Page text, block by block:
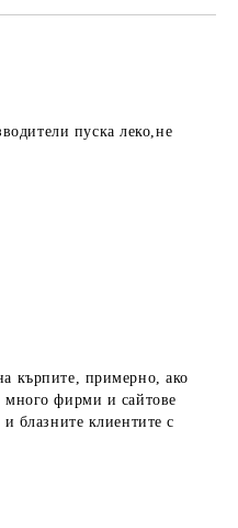
пуска леко,не
кърпите, примерно, ако
много фирми и сайтове
блазните клиентите с